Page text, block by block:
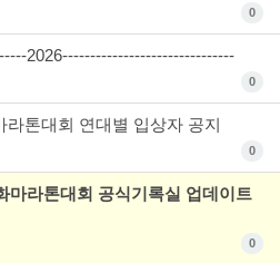
0
2026-------------------------------
0
톤대회 연대별 입상자 공지
0
마라톤대회 공식기록실 업데이트
0